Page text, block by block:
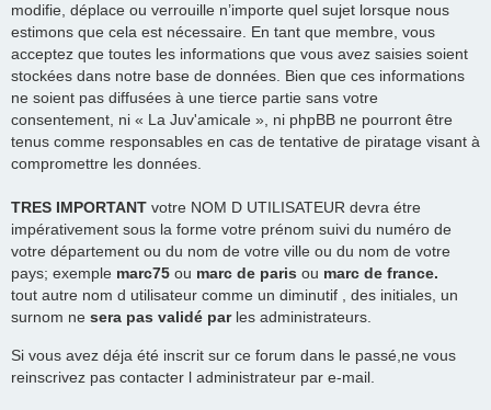
modifie, déplace ou verrouille n’importe quel sujet lorsque nous
estimons que cela est nécessaire. En tant que membre, vous
acceptez que toutes les informations que vous avez saisies soient
stockées dans notre base de données. Bien que ces informations
ne soient pas diffusées à une tierce partie sans votre
consentement, ni « La Juv'amicale », ni phpBB ne pourront être
tenus comme responsables en cas de tentative de piratage visant à
compromettre les données.
TRES IMPORTANT votre NOM D UTILISATEUR devra étre
impérativement sous la forme votre prénom suivi du numéro de
votre département ou du nom de votre ville ou du nom de votre
pays; exemple marc75 ou marc de paris ou marc de france.
tout autre nom d utilisateur comme un diminutif , des initiales, un
surnom ne sera pas validé parles administrateurs.
Si vous avez déja été inscrit sur ce forum dans le passé,ne vous
reinscrivez pas contacter l administrateur par e-mail.